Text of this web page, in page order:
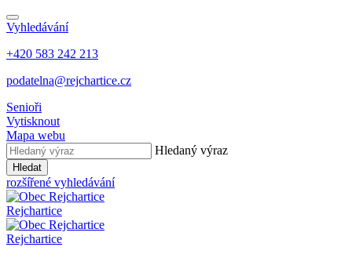
Vyhledávání
+420 583 242 213
podatelna@rejchartice.cz
Senioři
Vytisknout
Mapa webu
Hledaný výraz
Hledat
rozšířené vyhledávání
Rejchartice
Rejchartice